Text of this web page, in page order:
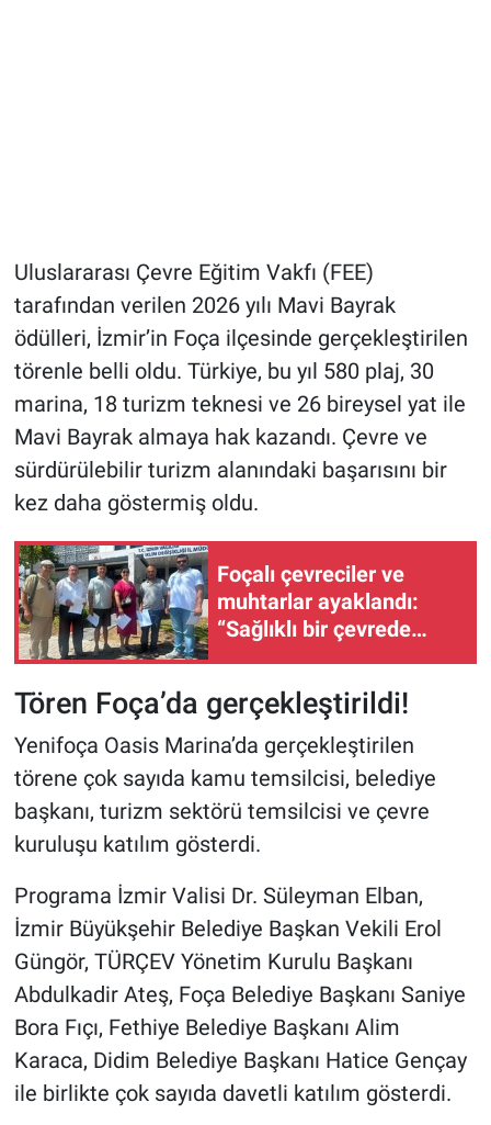
Uluslararası Çevre Eğitim Vakfı (FEE)
tarafından verilen 2026 yılı Mavi Bayrak
ödülleri, İzmir’in Foça ilçesinde gerçekleştirilen
törenle belli oldu. Türkiye, bu yıl 580 plaj, 30
marina, 18 turizm teknesi ve 26 bireysel yat ile
Mavi Bayrak almaya hak kazandı. Çevre ve
sürdürülebilir turizm alanındaki başarısını bir
kez daha göstermiş oldu.
Foçalı çevreciler ve
muhtarlar ayaklandı:
“Sağlıklı bir çevrede
ediyor"
Tören Foça’da gerçekleştirildi!
Yenifoça Oasis Marina’da gerçekleştirilen
törene çok sayıda kamu temsilcisi, belediye
başkanı, turizm sektörü temsilcisi ve çevre
kuruluşu katılım gösterdi.
Programa İzmir Valisi Dr. Süleyman Elban,
İzmir Büyükşehir Belediye Başkan Vekili Erol
Güngör, TÜRÇEV Yönetim Kurulu Başkanı
Abdulkadir Ateş, Foça Belediye Başkanı Saniye
Bora Fıçı, Fethiye Belediye Başkanı Alim
Karaca, Didim Belediye Başkanı Hatice Gençay
ile birlikte çok sayıda davetli katılım gösterdi.